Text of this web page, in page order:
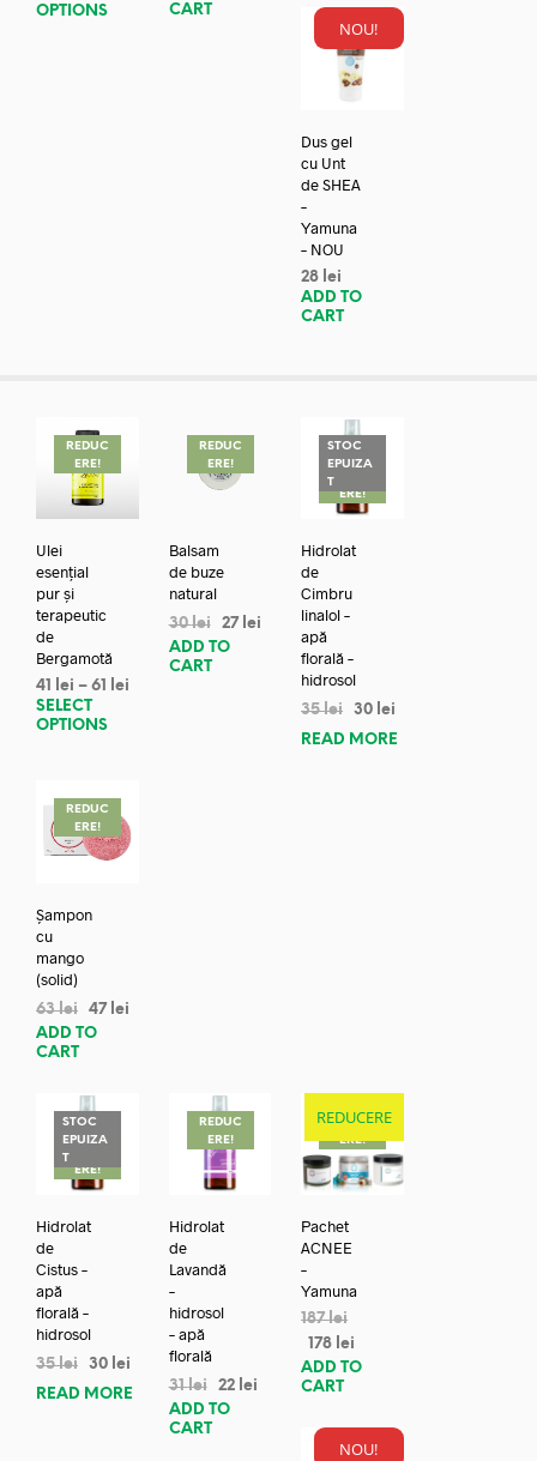
OPTIONS
CART
NOU!
Dus gel
cu Unt
de SHEA
–
Yamuna
– NOU
28 lei
ADD TO
CART
REDUC
ERE!
Ulei
esențial
pur și
terapeutic
de
Bergamotă
41 lei – 61
lei
SELECT
OPTIONS
REDUC
ERE!
Balsam
de buze
natural
30lei 27 lei
ADD TO
CART
STOC
EPUIZA
TREDUC
ERE!
Hidrolat
de
Cimbru
linalol –
apă
florală –
hidrosol
35lei 30 lei
READ MORE
REDUC
ERE!
Șampon
cu
mango
(solid)
63lei 47 lei
ADD TO
CART
STOC
EPUIZA
TREDUC
ERE!
Hidrolat
de
Cistus –
apă
florală –
hidrosol
35lei 30 lei
READ MORE
REDUC
ERE!
Hidrolat
de
Lavandă
–
hidrosol
– apă
florală
31lei 22 lei
ADD TO
CART
REDUCERE
REDUC
ERE!
Pachet
ACNEE
–
Yamuna
187lei
178 lei
ADD TO
CART
NOU!
REDUC